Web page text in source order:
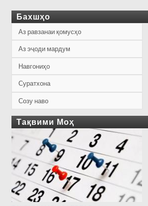
Бахшҳо
Аз равзанаи қомусҳо
Аз эҷоди мардум
Навгониҳо
Суратхона
Созу наво
Тақвими Моҳ